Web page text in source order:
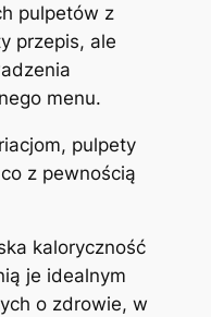
pulpetów z
przepis, ale
menu.
pulpety
z pewnością
kaloryczność
je idealnym
o zdrowie, w